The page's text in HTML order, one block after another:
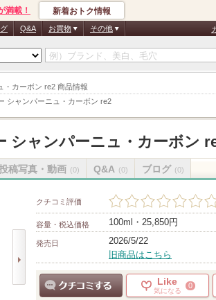
・カーボン re2 商品情報
シャンパーニュ・カーボン re2
満載！ 新着おトク情報
Q&A お買物 その他
シャンパーニュ・カーボン
稿写真・動画 (0) Q&A (0) ブログ (0)
クチコミ評価
容量・税込価格 100ml・25,850円
発売日
2026/5/22
旧商品はこちら
Like
気になる
0